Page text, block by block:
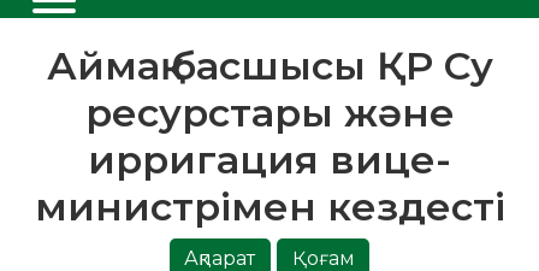
Аймақ басшысы ҚР Су
ресурстары және
ирригация вице-
министрімен кездесті
Ақпарат
Қоғам